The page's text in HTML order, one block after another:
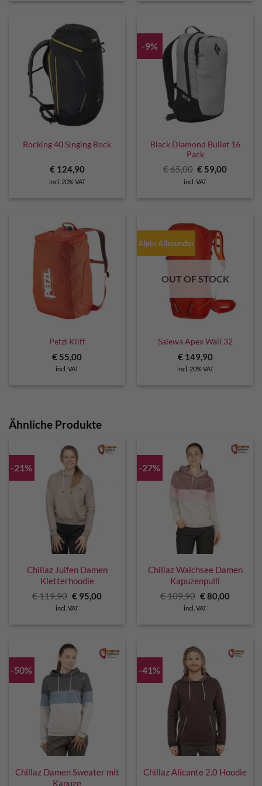
Rocking 40 Singing Rock
€124,90
incl. 20% VAT
-9%
Black Diamond Bullet 16
Pack
€65,00 Original
price
was:
€ 59,00Current
incl. VAT
Petzl Kliff
€ 55,00
incl. VAT
Alpin Allrounder
OUT OF STOCK
Salewa Apex Wall 32
€ 149,90
incl. 20% VAT
Ähnliche Produkte
-21%
Chillaz Juifen Damen
Kletterhoodie
€119,90 Original
price
was:
€95,00Current
incl. VAT
-27%
Chillaz Walchsee Damen
Kapuzenpulli
€109,90 Original
price
was:
€80,00Current
incl. VAT
-50%
Chillaz Damen Sweater mit
Kapuze
-41%
Chillaz Alicante 2.0 Hoodie